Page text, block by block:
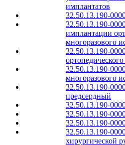
имплантатов
32.50.13.190-
32.50.13.190-
имплантации
многоразового
32.50.13.190-
32.50.13.190-
многоразового
32.50.13.190-
предсердный
32.50.13.190-
32.50.13.190-
32.50.13.190-
32.50.13.190-
хирургической